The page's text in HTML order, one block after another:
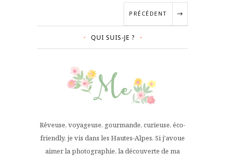
PRÉCÉDENT
QUI SUIS-JE ?
Rêveuse, voyageuse, gourmande, curieuse, éco-
friendly, je vis dans les Hautes-Alpes. Si j'avoue
aimer la photographie, la découverte de ma